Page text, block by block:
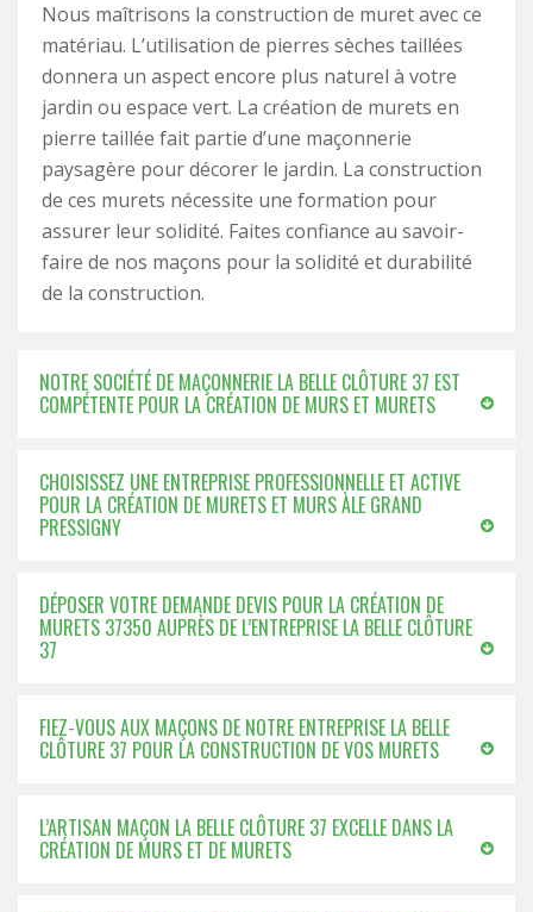
Nous maîtrisons la construction de muret avec ce
matériau. L’utilisation de pierres sèches taillées
donnera un aspect encore plus naturel à votre
jardin ou espace vert. La création de murets en
pierre taillée fait partie d’une maçonnerie
paysagère pour décorer le jardin. La construction
de ces murets nécessite une formation pour
assurer leur solidité. Faites confiance au savoir-
faire de nos maçons pour la solidité et durabilité
de la construction.
NOTRE SOCIÉTÉ DE MAÇONNERIE LA BELLE CLÔTURE 37 EST
COMPÉTENTE POUR LA CRÉATION DE MURS ET MURETS
CHOISISSEZ UNE ENTREPRISE PROFESSIONNELLE ET ACTIVE
POUR LA CRÉATION DE MURETS ET MURS ÀLE GRAND
PRESSIGNY
DÉPOSER VOTRE DEMANDE DEVIS POUR LA CRÉATION DE
MURETS 37350 AUPRÈS DE L’ENTREPRISE LA BELLE CLÔTURE
37
FIEZ-VOUS AUX MAÇONS DE NOTRE ENTREPRISE LA BELLE
CLÔTURE 37 POUR LA CONSTRUCTION DE VOS MURETS
L’ARTISAN MAÇON LA BELLE CLÔTURE 37 EXCELLE DANS LA
CRÉATION DE MURS ET DE MURETS